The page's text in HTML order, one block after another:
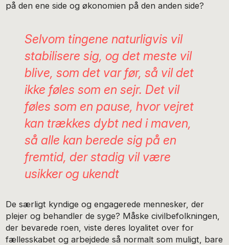
på den ene side og økonomien på den anden side?
Selvom tingene naturligvis vil
stabilisere sig, og det meste vil
blive, som det var før, så vil det
ikke føles som en sejr. Det vil
føles som en pause, hvor vejret
kan trækkes dybt ned i maven,
så alle kan berede sig på en
fremtid, der stadig vil være
usikker og ukendt
De særligt kyndige og engagerede mennesker, der
plejer og behandler de syge? Måske civilbefolkningen,
der bevarede roen, viste deres loyalitet over for
fællesskabet og arbejdede så normalt som muligt, bare